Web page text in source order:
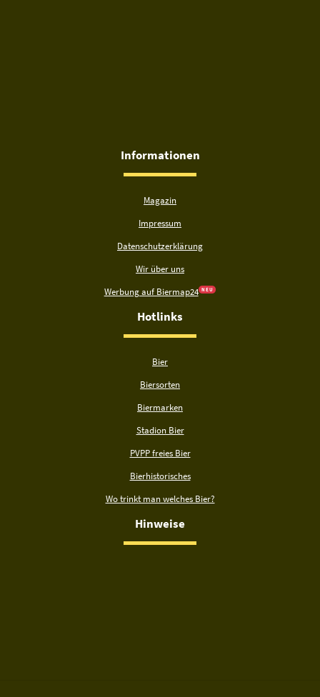
Informationen
Magazin
Impressum
Datenschutzerklärung
Wir über uns
Werbung auf Biermap24 N E U
Hotlinks
Bier
Biersorten
Biermarken
Stadion Bier
PVPP freies Bier
Bierhistorisches
Wo trinkt man welches Bier?
Hinweise